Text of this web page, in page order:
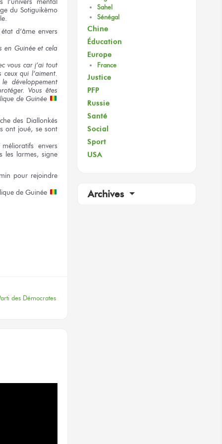
du Sotiguikèmo
d’âme envers
en Guinée et cela
vous car j’ai tout
ceuxqui l’aiment.
le développement
Vous êtes
de Guinée
des Diallonkés
ont joué, se sont
envers
les larmes, signe
pour rejoindre
de Guinée
des Démocrates
Sahel
Sénégal
Chine
Éducation
Europe
France
Justice
PFP
Russie
Santé
Social
Sport
USA
Archives